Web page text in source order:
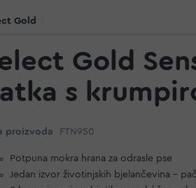
Gold
Gold
s
proizvoda FTN950
Potpuna mokra hrana za odrasle pse
Jedan izvor životinjskih bjelančevina –